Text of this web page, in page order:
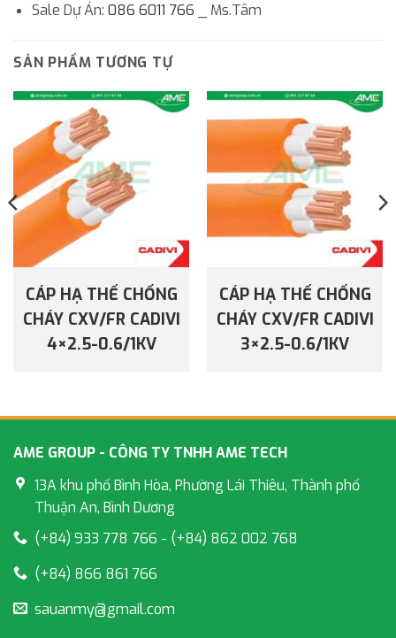
Sale Dự Án: 086 6011 766 _ Ms.Tâm
SẢN PHẨM TƯƠNG TỰ
CÁP HẠ THẾ CHỐNG
CHÁY CXV/FR CADIVI
4×2.5-0.6/1KV
CÁP HẠ THẾ CHỐNG
CHÁY CXV/FR CADIVI
3×2.5-0.6/1KV
AME GROUP - CÔNG TY TNHH AME TECH
13A khu phố Bình Hòa, Phường Lái Thiêu, Thành phố
Thuận An, Bình Dương
(+84) 933 778 766 - (+84) 862 002 768
(+84) 866 861 766
sauanmy@gmail.com